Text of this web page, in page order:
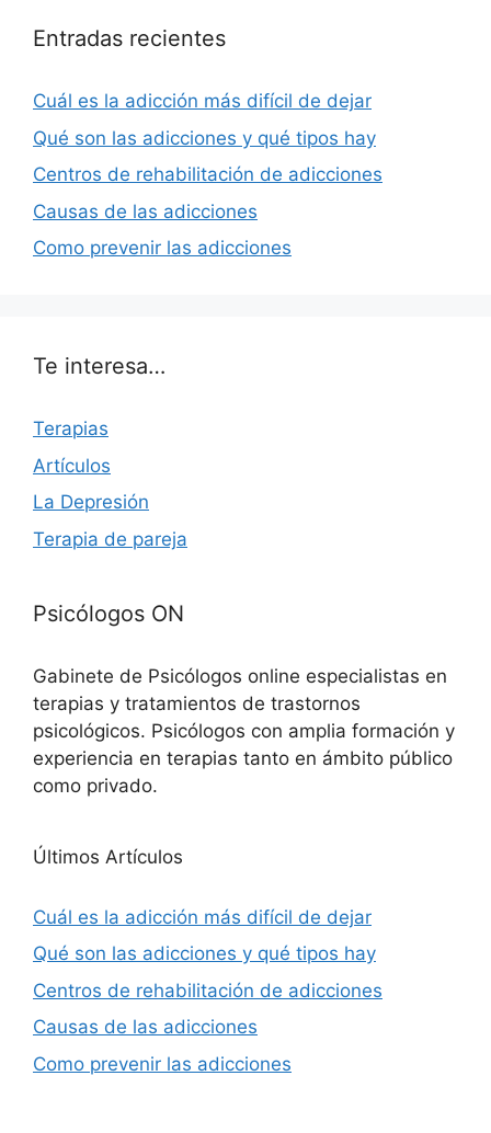
Entradas recientes
Cuál es la adicción más difícil de dejar
Qué son las adicciones y qué tipos hay
Centros de rehabilitación de adicciones
Causas de las adicciones
Como prevenir las adicciones
Te interesa…
Terapias
Artículos
La Depresión
Terapia de pareja
Psicólogos ON
Gabinete de Psicólogos online especialistas en
terapias y tratamientos de trastornos
psicológicos. Psicólogos con amplia formación y
experiencia en terapias tanto en ámbito público
como privado.
Últimos Artículos
Cuál es la adicción más difícil de dejar
Qué son las adicciones y qué tipos hay
Centros de rehabilitación de adicciones
Causas de las adicciones
Como prevenir las adicciones